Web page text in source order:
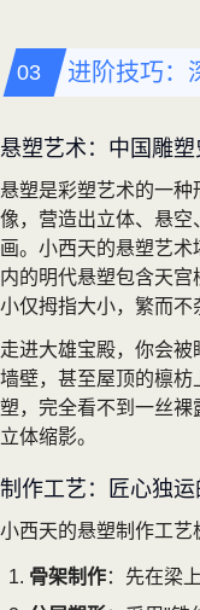
进阶技巧：
悬塑艺术：中国雕
悬塑是彩塑艺术的一
像，营造出立体、悬
画。小西天的悬塑艺
内的明代悬塑包含天
小仅拇指大小，繁而不
走进大雄宝殿，你会被
墙壁，甚至屋顶的檩
塑，完全看不到一丝
立体缩影。
制作工艺：匠心独
小西天的悬塑制作工艺
骨架制作：先在梁